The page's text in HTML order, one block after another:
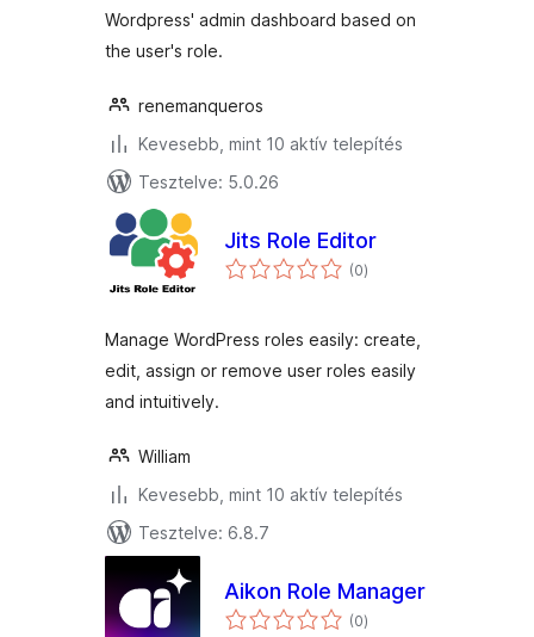
Wordpress' admin dashboard based on
the user's role.
renemanqueros
Kevesebb, mint 10 aktív telepítés
Tesztelve: 5.0.26
Jits Role Editor
(0értékelés
összesen
)
Manage WordPress roles easily: create,
edit, assign or remove user roles easily
and intuitively.
William
Kevesebb, mint 10 aktív telepítés
Tesztelve: 6.8.7
Aikon Role Manager
(0értékelés
összesen
)